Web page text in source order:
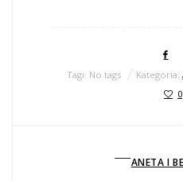
Tagi: No tags Kategoria:
0
ANETA I